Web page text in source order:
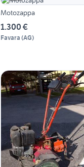
Motozappa
1.300 €
Favara (AG)